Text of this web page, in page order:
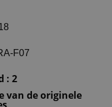
F07
: 2
van de originele